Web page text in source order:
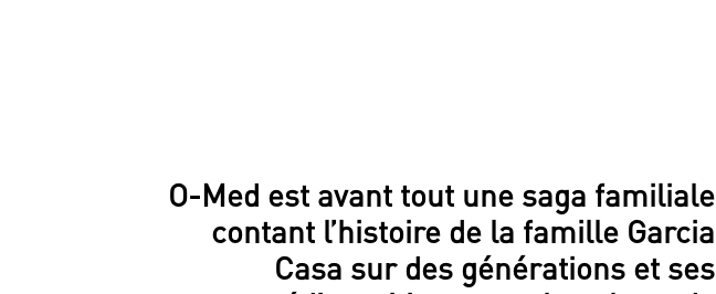
O-Med est avant tout une saga familiale
contant l’histoire de la famille Garcia
Casa sur des générations et ses